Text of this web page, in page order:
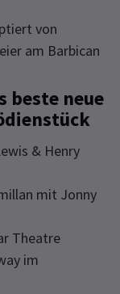
von
am Barbican
beste neue
& Henry
mit Jonny
Theatre
im